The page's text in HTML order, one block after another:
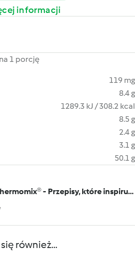
informacji
na 1 porcję
119 mg
8.4 g
1289.3 kJ / 308.2 kcal
8.5 g
2.4 g
3.1 g
50.1 g
Spiralizer Thermomix® - Przepisy, które inspirują na co dzień (TM6, TM7)
również...